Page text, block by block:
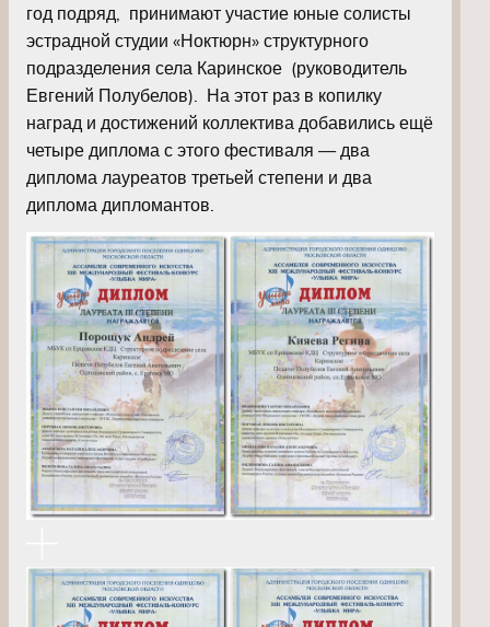
год подряд, принимают участие юные солисты
эстрадной студии «Ноктюрн» структурного
подразделения села Каринское (руководитель
Евгений Полубелов). На этот раз в копилку
наград и достижений коллектива добавились ещё
четыре диплома с этого фестиваля — два
диплома лауреатов третьей степени и два
диплома дипломантов.